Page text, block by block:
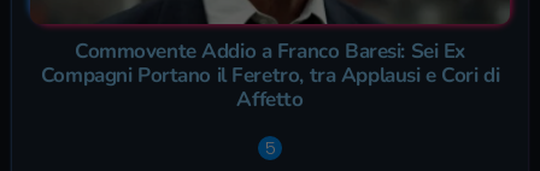
Commovente Addio a Franco Baresi: Sei Ex
Compagni Portano il Feretro, tra Applausi e Cori di
Affetto